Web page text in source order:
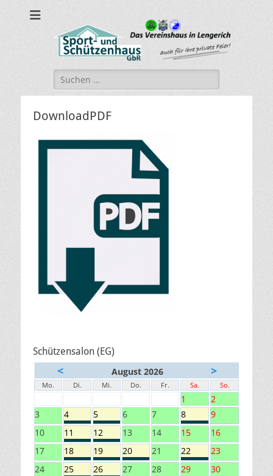
sport-und-
schuetzenhaus.de
Sport- und Schützenhaus GbR
Suche
nach:
DownloadPDF
Schützensalon (EG)
< August 2026 >
Mo. Di. Mi. Do. Fr. Sa. So.
1
2
3
4 5 6 7 8
9
10
11 12 13 14 15
16
17
18 19 20 21 22
23
24
25 26 27 28 29
30